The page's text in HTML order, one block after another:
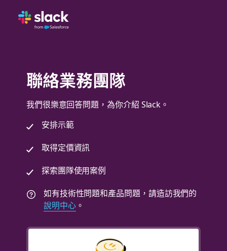
聯絡業務團隊
我們很樂意回答問題，為你介紹 Slack。
安排示範
取得定價資訊
探索團隊使用案例
如有技術性問題和產品問題，請造訪我們的
說明中心。